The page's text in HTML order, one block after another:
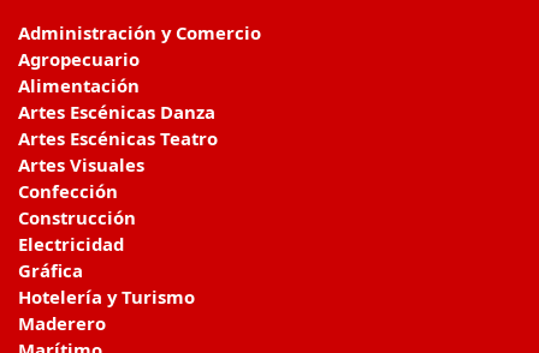
Administración y Comercio
Agropecuario
Alimentación
Artes Escénicas Danza
Artes Escénicas Teatro
Artes Visuales
Confección
Construcción
Electricidad
Gráfica
Hotelería y Turismo
Maderero